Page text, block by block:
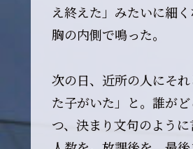
え終えた」みたいに細
胸の内側で鳴った。
次の日、近所の人にそ
た子がいた」と。誰が
つ、決まり文句のよう